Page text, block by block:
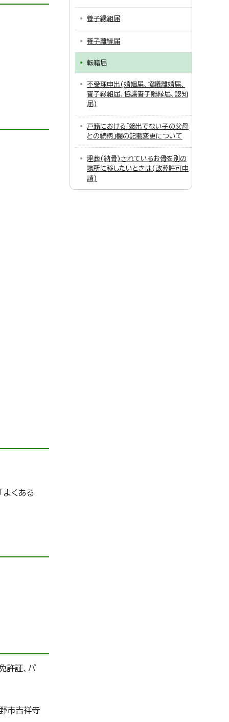
よくある
許証、パ
市吉祥寺
養子縁組届
養子離縁届
転籍届
不受理申出(婚姻届、協議離婚届、
養子縁組届、協議養子離縁届、認知
届)
戸籍における「嫡出でない子の父母
との続柄」欄の記載変更について
埋葬(納骨)されているお骨を別の
場所に移したいときは(改葬許可申
請)